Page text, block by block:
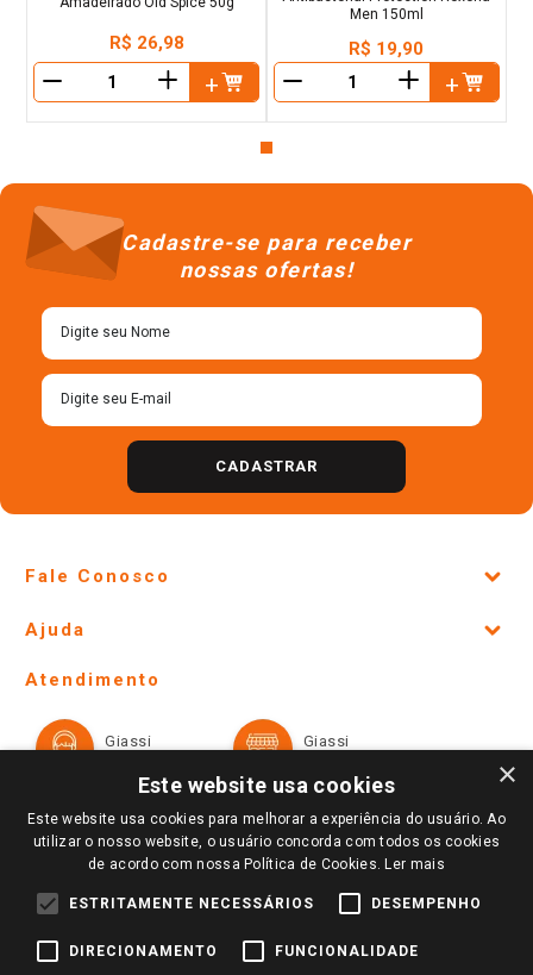
R$ 26,98
＋
Men 150ml
R$ 19,90
＋
Cadastre-se para receber
nossas ofertas!
CADASTRAR
Fale Conosco
Lojas Físicas e Horários
Ofertas
Televendas
Notícias
Perguntas frequentes
Identidade Visual
Ajuda
Formas de Pagamento
Trocas e Devoluções
Atendimento
Giassi
Giassi
Redes Sociais
×
Este website usa cookies
Este website usa cookies para melhorar a experiência do usuário. Ao
utilizar o nosso website, o usuário concorda com todos os cookies
de acordo com nossa Política de Cookies. Ler mais
ESTRITAMENTE NECESSÁRIOS DESEMPENHO
DIRECIONAMENTO FUNCIONALIDADE